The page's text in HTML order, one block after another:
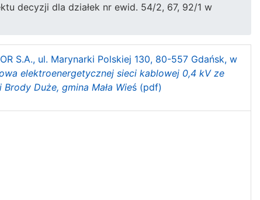
decyzji dla działek nr ewid. 54/2, 67, 92/1 w
S.A., ul. Marynarki Polskiej 130, 80-557 Gdańsk, w
elektroenergetycznej sieci kablowej 0,4 kV ze
Duże, gmina Mała Wieś (pdf)